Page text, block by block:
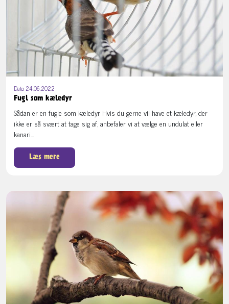
Dato 24.06.2022
Fugl som kæledyr
Sådan er en fugle som kæledyr Hvis du gerne vil have et kæledyr, der
ikke er så svært at tage sig af, anbefaler vi at vælge en undulat eller
kanari...
Læs mere